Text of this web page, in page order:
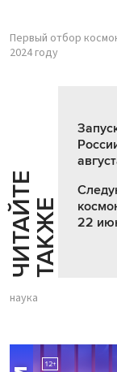
Первый отбор
2024 году
Ч
И
Т
АЙ
Т
Е
Т
А
К
ЖЕ
22
наука